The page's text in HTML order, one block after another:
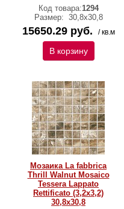
Код товара:1294
Размер: 30,8х30,8
15650.29 руб. / кв.м
В корзину
Мозаика La fabbrica
Thrill Walnut Mosaico
Tessera Lappato
Rettificato (3,2x3,2)
30,8х30,8